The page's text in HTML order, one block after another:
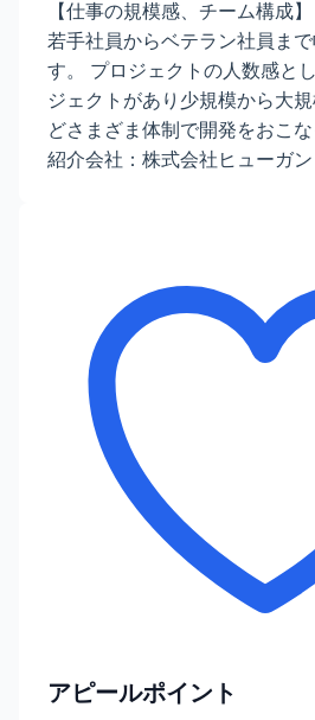
【仕事の規模感、チーム構成
若手社員からベテラン社員ま
す。 プロジェクトの人数感と
ジェクトがあり少規模から大
どさまざま体制で開発をおこ
紹介会社：株式会社ヒューガン
アピールポイント